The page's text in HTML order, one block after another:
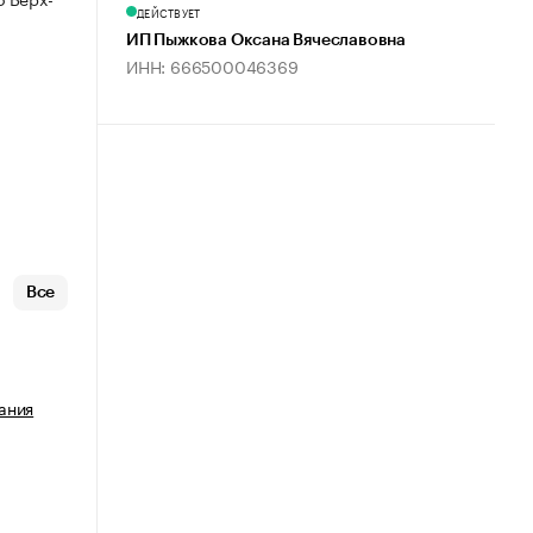
Все
ДЕЙСТВУЕТ
ИП Пыжкова Оксана Вячеславовна
ИНН: 666500046369